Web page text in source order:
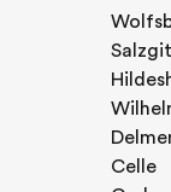
Celle